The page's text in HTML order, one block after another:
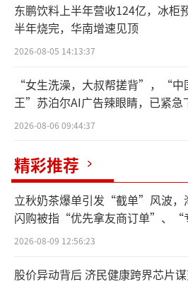
针对此事，双鹭药业
份“兜底”方案，董事长
法挽回的差额部分予以补
0万元现金。
公开资料显示，双鹭药
004年9月登陆深交所。该
及相关药物的研究开发和
覆盖肿瘤、心脑血管、抗
品包括替莫唑胺胶囊、来
醇化人粒细胞刺激因子注
因子注射液等。（责任编辑：
东鹏饮料上半年营收124亿，冰柜
半年烧完，华南增速见顶
2026-08-05 14:13:37
“女生洗澡，大叔帮搓背”，“中
王”苏泊尔AI广告辣眼睛，已紧急
2026-08-06 09:44:37
精彩推荐
立秋奶茶爆单引发“截单”风波，
闪购被指“优先拿友商订单”、“
贵的拿”
2026-08-09 12:56:23
股价异动背后 济民健康跨界芯片